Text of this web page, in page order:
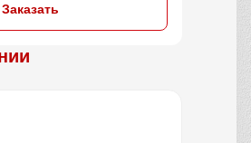
Заказать